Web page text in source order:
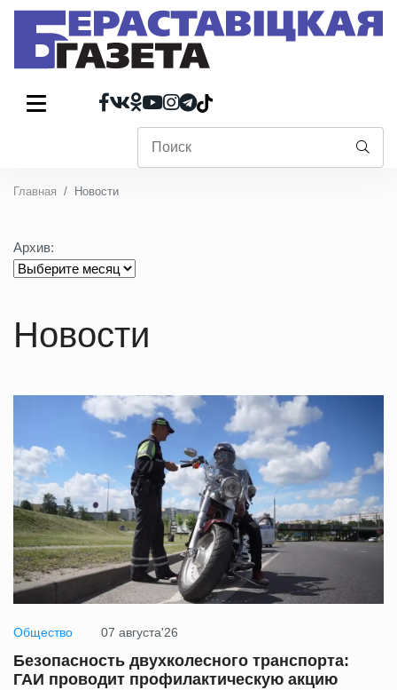
Главная Новости
Архив:
Новости
Общество 07 августа'26
Безопасность двухколесного транспорта:
ГАИ проводит профилактическую акцию